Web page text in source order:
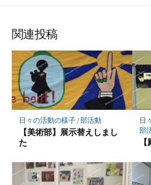
ア
ク
マ
ー
ク
に
保
存
関連投稿
日々の活動の様子/部活動
【美術部】展示替えしまし
た
日
部